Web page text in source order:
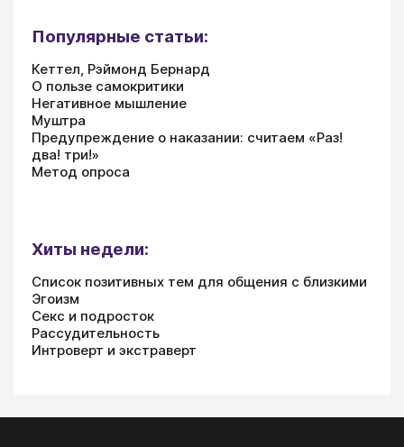
Популярные статьи:
Кеттел, Рэймонд Бернард
О пользе самокритики
Негативное мышление
Муштра
Предупреждение о наказании: считаем «Раз!
два! три!»
Метод опроса
Хиты недели:
Список позитивных тем для общения с близкими
Эгоизм
Секс и подросток
Рассудительность
Интроверт и экстраверт